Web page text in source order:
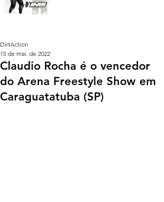
Claudio Rocha é o vencedor
do Arena Freestyle Show em
Caraguatatuba (SP)
DirtAction
15 de mai. de 2022